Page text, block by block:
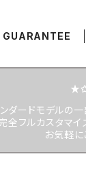
GUARANTEE
★✩
ダードモデルの一
全フルカスタマイ
お気軽に